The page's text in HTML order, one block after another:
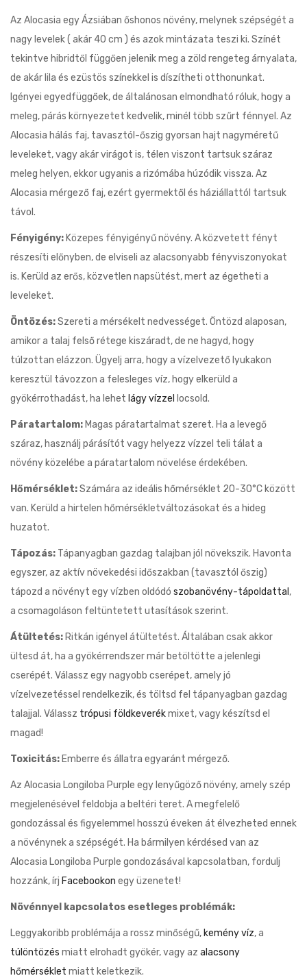
Az Alocasia egy Ázsiában őshonos növény, melynek szépségét a
nagy levelek ( akár 40 cm ) és azok mintázata teszi ki. Színét
tekintve hibridtől függően jelenik meg a zöld rengeteg árnyalata,
de akár lila és ezüstös színekkel is díszítheti otthonunkat.
Igényei egyedfüggőek, de általánosan elmondható róluk, hogy a
meleg, párás környezetet kedvelik, minél több szűrt fénnyel. Az
Alocasia hálás faj, tavasztól-őszig gyorsan hajt nagyméretű
leveleket, vagy akár virágot is, télen viszont tartsuk száraz
meleg helyen, ekkor ugyanis a rizómába húzódik vissza. Az
Alocasia mérgező faj, ezért gyermektől és háziállattól tartsuk
távol.
Fényigény: Közepes fényigényű növény. A közvetett fényt
részesíti előnyben, de elviseli az alacsonyabb fényviszonyokat
is. Kerüld az erős, közvetlen napsütést, mert az égetheti a
leveleket.
Öntözés:Szereti a mérsékelt nedvességet. Öntözd alaposan,
amikor a talaj felső rétege kiszáradt, de ne hagyd, hogy
túlzottan elázzon. Ügyelj arra, hogy a vízelvezető lyukakon
keresztül távozzon a felesleges víz, hogy elkerüld a
gyökérrothadást, ha lehet lágy vízzel locsold.
Páratartalom: Magas páratartalmat szeret. Ha a levegő
száraz, használj párásítót vagy helyezz vízzel teli tálat a
növény közelébe a páratartalom növelése érdekében.
Hőmérséklet:Számára az ideális hőmérséklet 20-30°C között
van. Kerüld a hirtelen hőmérsékletváltozásokat és a hideg
huzatot.
Tápozás: Tápanyagban gazdag talajban jól növekszik. Havonta
egyszer, az aktív növekedési időszakban (tavasztól őszig)
tápozd a növényt egy vízben oldódó szobanövény-tápoldattal ,
a csomagoláson feltüntetett utasítások szerint.
Átültetés: Ritkán igényel átültetést. Általában csak akkor
ültesd át, ha a gyökérrendszer már betöltötte a jelenlegi
cserépét. Válassz egy nagyobb cserépet, amely jó
vízelvezetéssel rendelkezik, és töltsd fel tápanyagban gazdag
talajjal. Válassz trópusi földkeverékmixet, vagy készítsd el
magad!
Toxicitás: Emberre és állatra egyaránt mérgező.
Az Alocasia Longiloba Purple egy lenyűgöző növény, amely szép
megjelenésével feldobja a beltéri teret. A megfelelő
gondozással és figyelemmel hosszú éveken át élvezheted ennek
a növénynek a szépségét. Ha bármilyen kérdésed van az
Alocasia Longiloba Purple gondozásával kapcsolatban, fordulj
hozzánk, írj Facebookon egy üzenetet!
Növénnyel kapcsolatos esetleges problémák:
Leggyakoribb problémája a rossz minőségű, kemény víz, a
túlöntözés miatt elrohadt gyökér, vagy az alacsony
hőmérséklet miatt keletkezik.